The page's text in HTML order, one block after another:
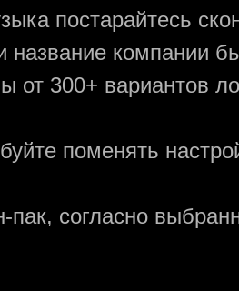
постарайтесь
название компании
от 300+ вариантов
поменять
пак, согласно